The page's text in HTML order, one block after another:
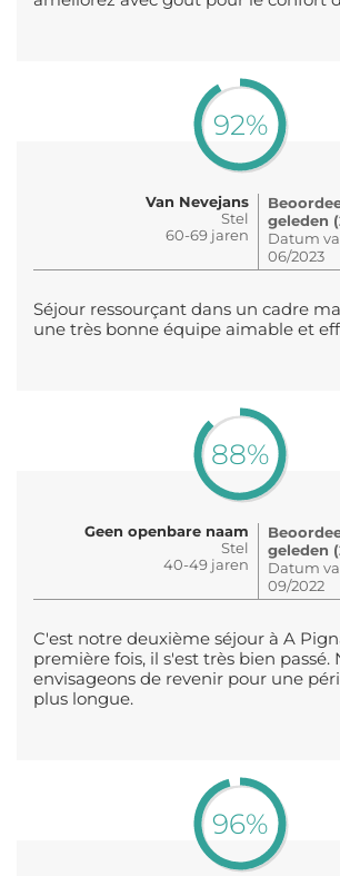
92%
Van Nevejans
Stel
60-69 jaren
geleden
Datum
06/2023
Séjour ressourçant dans un cadre
une très bonne équipe aimable et
88%
Geen openbare naam
Stel
40-49 jaren
geleden
Datum
09/2022
C'est notre deuxième séjour à A
première fois, il s'est très bien passé.
envisageons de revenir pour une
plus longue.
96%